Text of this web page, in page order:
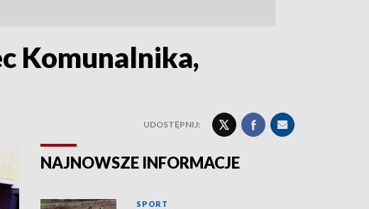
Komunalnika,
UDOSTĘPNIJ:
NAJNOWSZE INFORMACJE
SPORT